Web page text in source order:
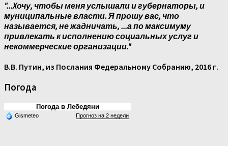
"...Xочу, чтобы меня услышали и губернаторы, и
муниципальные власти. Я прошу вас, что
называется, не жадничать, ...а по максимуму
привлекать к исполнению социальных услуг и
некоммерческие организации."
В.В. Путин, из Послания Федеральному Собранию, 2016 г.
Погода
Погода в Лебедяни
Gismeteo Прогноз на 2 недели